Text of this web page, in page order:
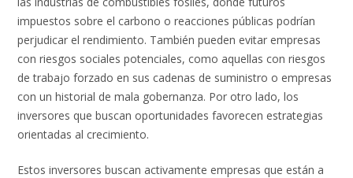
impuestos sobre el carbono o reacciones públicas podrían
perjudicar el rendimiento. También pueden evitar empresas
con riesgos sociales potenciales, como aquellas con riesgos
de trabajo forzado en sus cadenas de suministro o empresas
con un historial de mala gobernanza. Por otro lado, los
inversores que buscan oportunidades favorecen estrategias
orientadas al crecimiento.
Estos inversores buscan activamente empresas que están a